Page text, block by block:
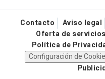
Contacto Aviso legal
Oferta de servicios
Política de
Configuración de